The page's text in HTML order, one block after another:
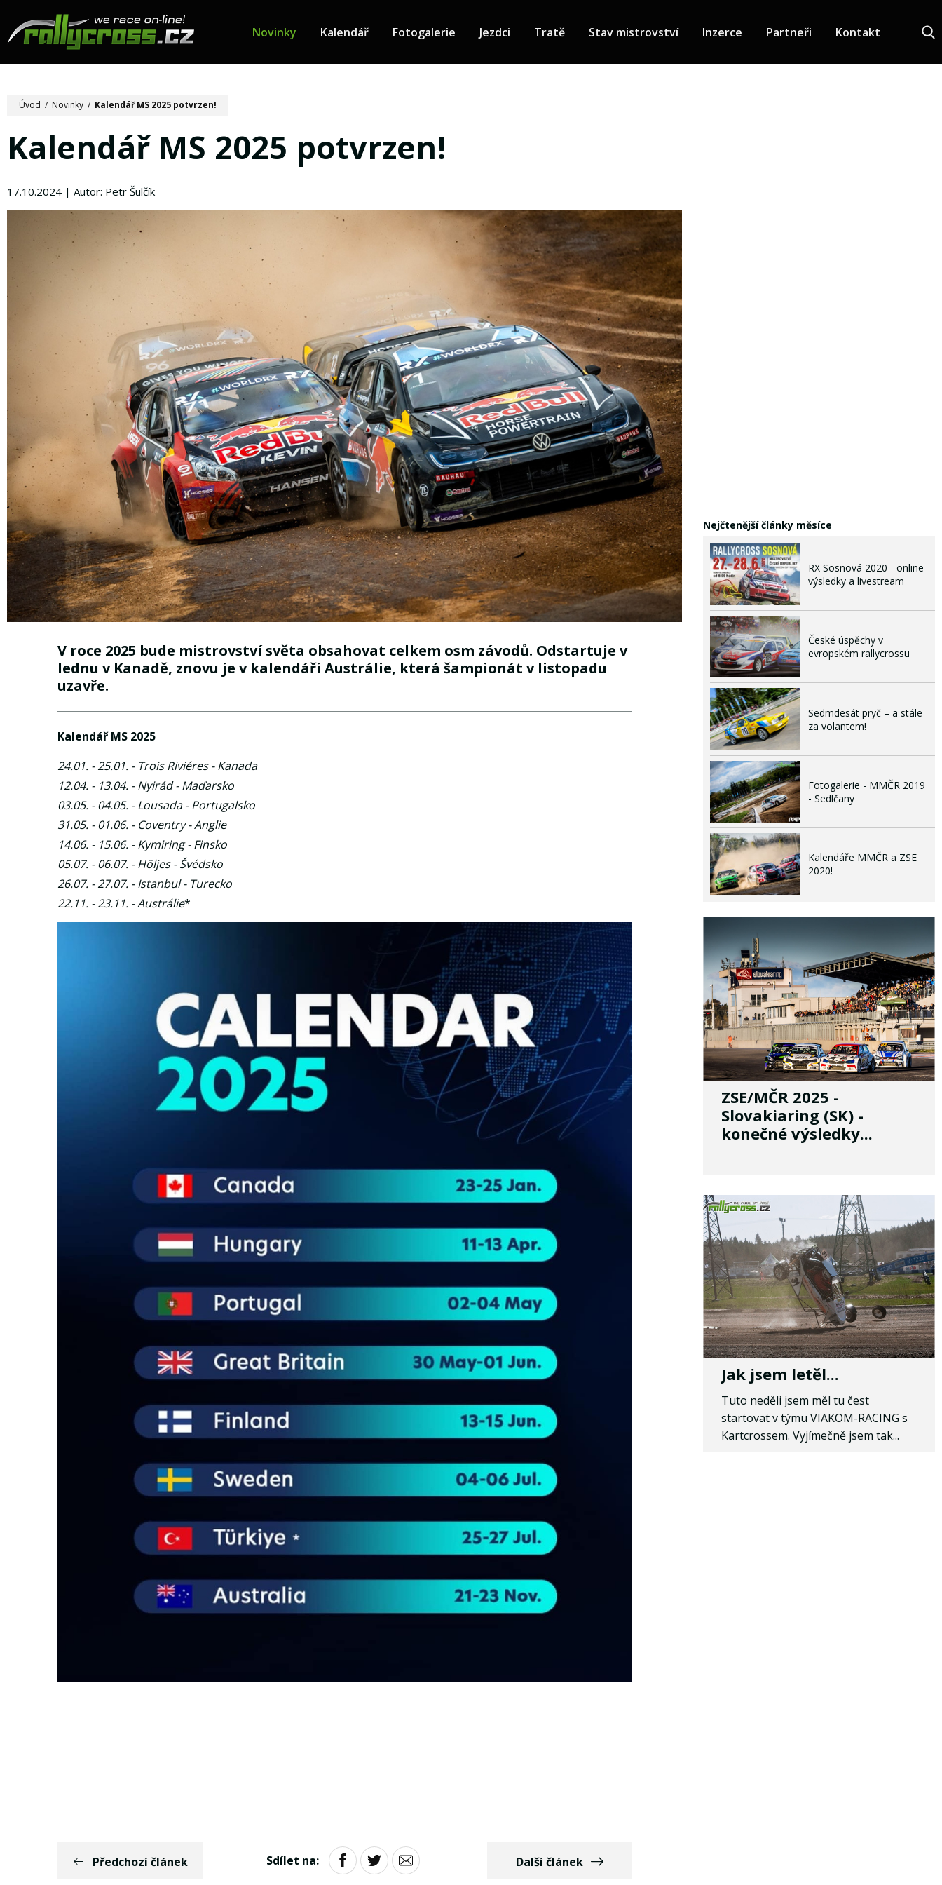
Novinky Kalendář Fotogalerie Jezdci Tratě Stav mistrovství Inzerce Partneři Kontakt
Úvod / Novinky / Kalendář MS 2025 potvrzen!
Kalendář MS 2025 potvrzen!
17.10.2024 | Autor: Petr Šulčík
V roce 2025 bude mistrovství světa obsahovat celkem osm závodů. Odstartuje v
lednu v Kanadě, znovu je v kalendáři Austrálie, která šampionát v listopadu
uzavře.
Kalendář MS 2025
24.01. - 25.01. - Trois Riviéres - Kanada
12.04. - 13.04. - Nyirád - Maďarsko
03.05. - 04.05. - Lousada - Portugalsko
31.05. - 01.06. - Coventry - Anglie
14.06. - 15.06. - Kymiring - Finsko
05.07. - 06.07. - Höljes - Švédsko
26.07. - 27.07. - Istanbul - Turecko
22.11. - 23.11. - Austrálie*
Předchozí článek Sdílet na: Další článek
Nejčtenější články měsíce
RX Sosnová 2020 - online
výsledky a livestream
České úspěchy v
evropském rallycrossu
Sedmdesát pryč – a stále
za volantem!
Fotogalerie - MMČR 2019
- Sedlčany
Kalendáře MMČR a ZSE
2020!
ZSE/MČR 2025 -
Slovakiaring (SK) -
konečné výsledky...
Jak jsem letěl...
Tuto neděli jsem měl tu čest
startovat v týmu VIAKOM-RACING s
Kartcrossem. Vyjímečně jsem tak...